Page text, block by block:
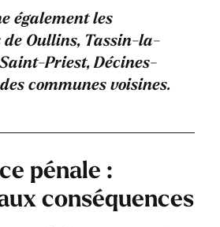
également les
de Oullins, Tassin-la-
Priest, Décines-
communes voisines.
pénale :
conséquences